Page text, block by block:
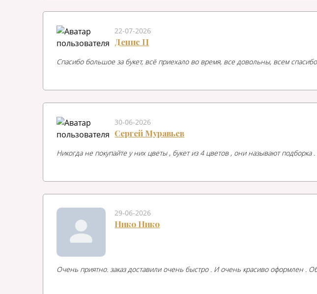
22-07-2026
Денис П
Спасибо большое за букет, всё приехало во время, все довольны, всем спасибо
30-06-2026
Сергей Муравьев
Никогда не покупайте у них цветы , букет из 4 цветов , они называют
29-06-2026
Нико Нико
Очень приятно. заказ доставили очень быстро . И очень красиво оформлен